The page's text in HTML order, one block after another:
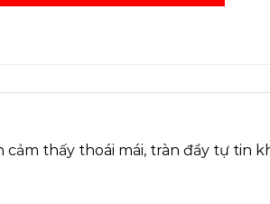
thấy thoái mái, tràn đầy tự tin